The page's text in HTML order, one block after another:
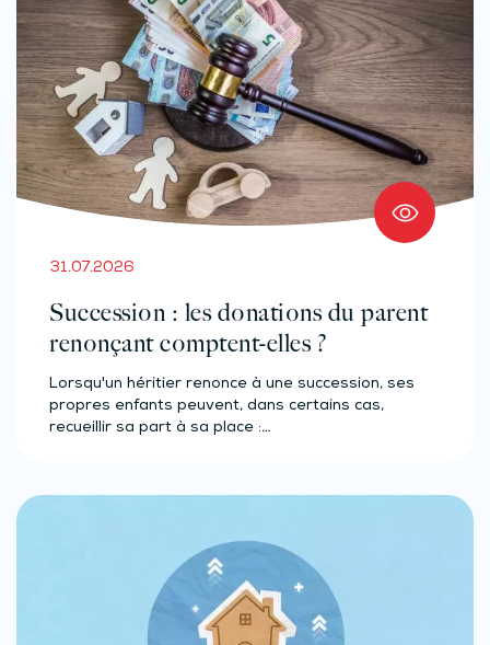
31.07.2026
Succession : les donations du parent
renonçant comptent-elles ?
Lorsqu'un héritier renonce à une succession, ses
propres enfants peuvent, dans certains cas,
recueillir sa part à sa place :…